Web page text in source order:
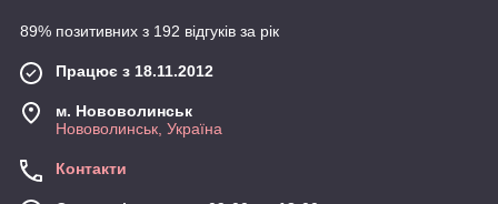
89% позитивних з 192 відгуків за рік
Працює з 18.11.2012
м. Нововолинськ
Нововолинськ, Україна
Контакти